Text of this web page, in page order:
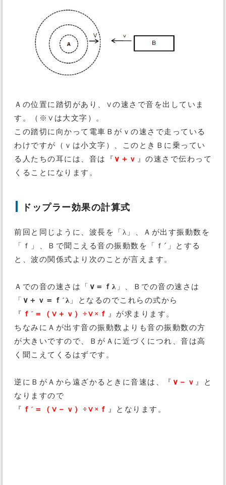
Ａの位置に踏切があり、∨の速さで音を出していま
す。（※∨は大文字）。
この踏切に向かって電車Ｂがｖの速さで走っている
わけですが（ｖは小文字）、このときＢに乗ってい
る人たちの耳には、音は『 ∨＋ｖ 』の速さで伝わって
くることになります。
ドップラー効果の計算式
前回と同じように、波長を「λ」、Ａが出す振動数を
「ｆ」、Ｂで聞こえる音の振動数を「ｆ´」とする
と、波の関係式より次のことが言えます。
Ａでの音の速さは「 ∨＝ｆλ 」、Ｂでの音の速さは
「 ∨＋ｖ＝ｆ´λ 」となるのでこれらの式から
『 ｆ´＝（∨＋ｖ）÷∨×ｆ 』が求まります。
ちなみにＡが出す音の振動数よりも音の振動数の方
が大きいですので、ＢがＡに近づくにつれ、音は高
く聞こえてくるはずです。
逆にＢがＡから遠ざかるときに音速は、『 ∨－ｖ 』と
なりますので
『 ｆ´＝（∨－ｖ）÷∨×ｆ 』となります。